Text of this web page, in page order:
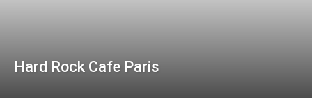
Hard Rock Cafe Paris